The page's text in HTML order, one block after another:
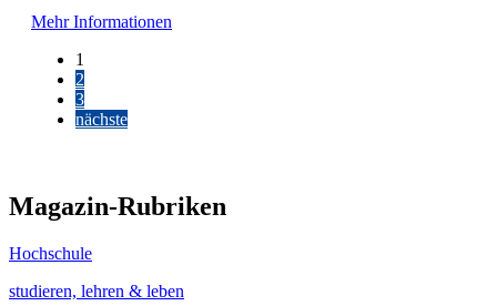
Mehr Informationen
1
2
3
nächste
Magazin-Rubriken
Hochschule
studieren, lehren & leben